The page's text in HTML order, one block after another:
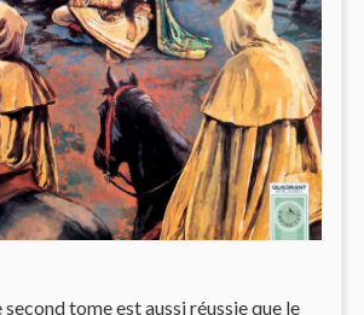
second tome est aussi réussie que le